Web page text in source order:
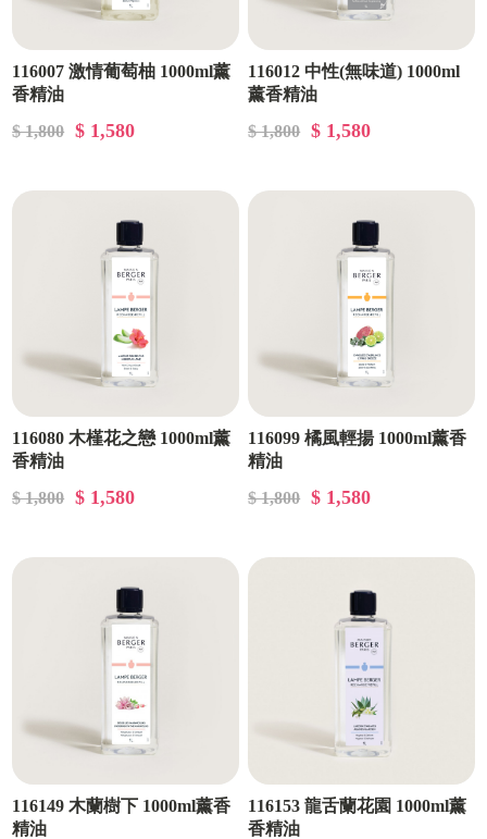
116007 激情葡萄柚 1000ml薰
香精油
$ 1,800
$ 1,580
116012 中性(無味道) 1000ml
薰香精油
$ 1,800
$ 1,580
116080 木槿花之戀 1000ml薰
香精油
$ 1,800
$ 1,580
116099 橘風輕揚 1000ml薰香
精油
$ 1,800
$ 1,580
116149 木蘭樹下 1000ml薰香
精油
116153 龍舌蘭花園 1000ml薰
香精油